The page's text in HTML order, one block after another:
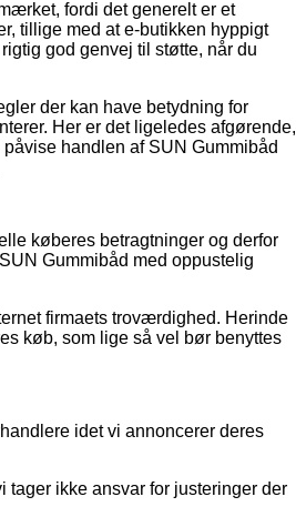
fordi det generelt er et
tillige med at e-butikken hyppigt
god genvej til støtte, når du
der kan have betydning for
Her er det ligeledes afgørende,
handlen af SUN Gummibåd
køberes betragtninger og derfor
Gummibåd med oppustelig
firmaets troværdighed. Herinde
køb, som lige så vel bør benyttes
idet vi annoncerer deres
tager ikke ansvar for justeringer der